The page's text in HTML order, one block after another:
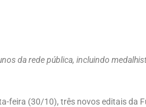
da rede pública, incluindo
feira (30/10), três novos editais da